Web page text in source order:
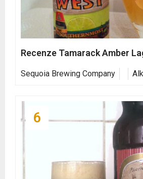
Recenze Tamarack Amber
Sequoia Brewing Company
6